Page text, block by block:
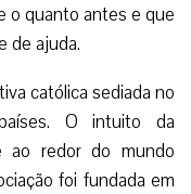
o quanto antes e que
de ajuda.
católica sediada no
O intuito da
ao redor do mundo
foi fundada em